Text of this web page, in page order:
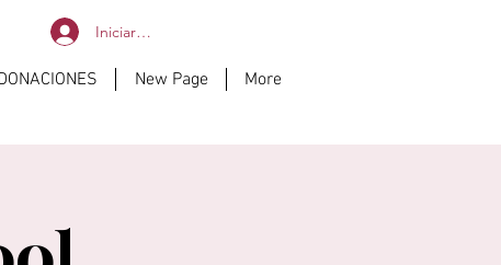
Iniciar sesión
New Page More